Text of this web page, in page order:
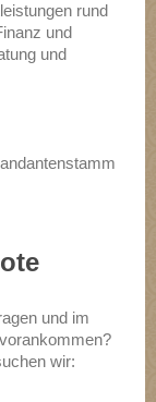
rund
und
und
und im
wir: